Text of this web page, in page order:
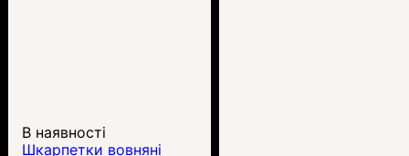
В наявності
Шкарпетки вовняні